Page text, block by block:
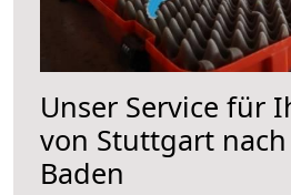
Unser Service für
von Stuttgart
Baden